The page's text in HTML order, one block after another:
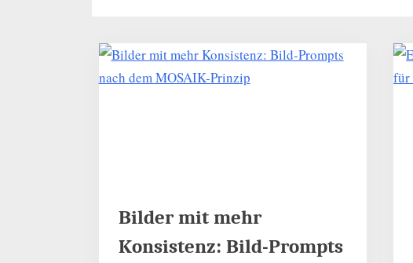
Bilder mit mehr
Konsistenz: Bild-Prompts